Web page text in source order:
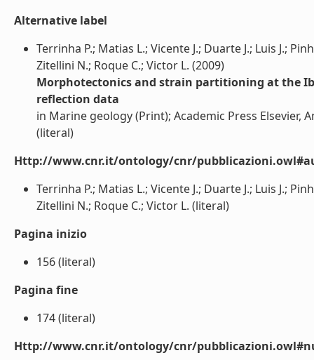
Alternative label
Terrinha P.; Matias L.; Vicente J.; Duarte J.; Luis J.;
Zitellini N.; Roque C.; Victor L. (2009)
Morphotectonics and strain partitioning at the
reflection data
in Marine geology (Print); Academic Press Elsevier,
(literal)
Http://www.cnr.it/ontology/cnr/
Terrinha P.; Matias L.; Vicente J.; Duarte J.; Luis J.;
Zitellini N.; Roque C.; Victor L. (literal)
Pagina inizio
156 (literal)
Pagina fine
174 (literal)
Http://www.cnr.it/ontology/cnr/